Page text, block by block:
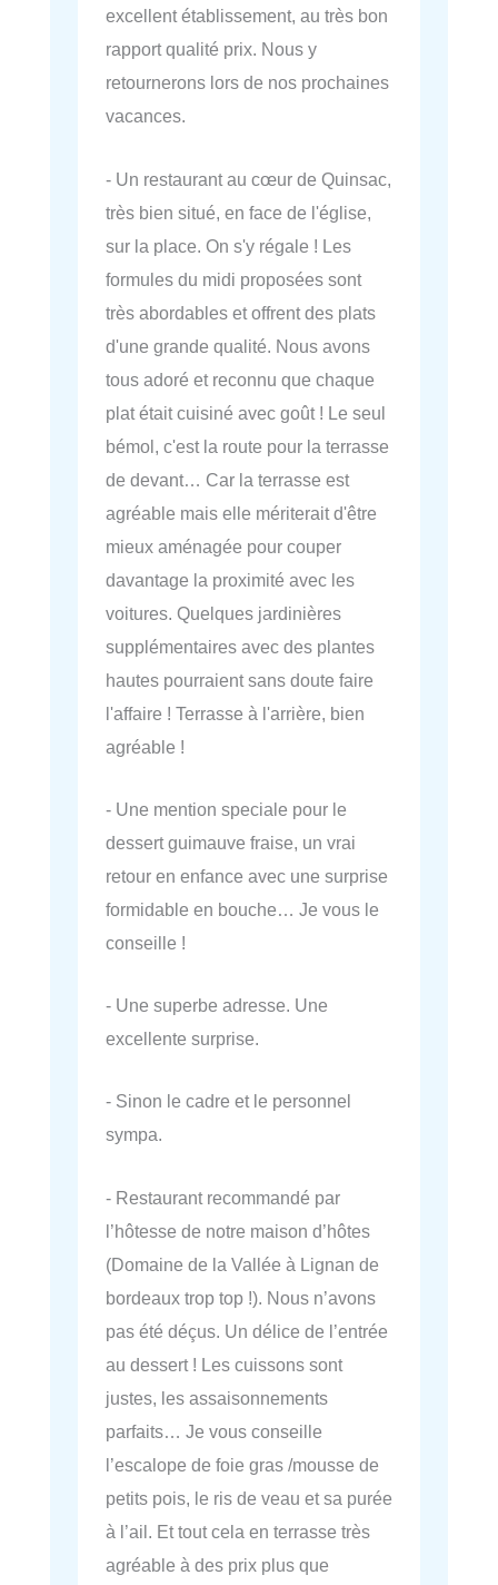
excellent établissement, au très bon
rapport qualité prix. Nous y
retournerons lors de nos prochaines
vacances.
- Un restaurant au cœur de Quinsac,
très bien situé, en face de l'église,
sur la place. On s'y régale ! Les
formules du midi proposées sont
très abordables et offrent des plats
d'une grande qualité. Nous avons
tous adoré et reconnu que chaque
plat était cuisiné avec goût ! Le seul
bémol, c'est la route pour la terrasse
de devant… Car la terrasse est
agréable mais elle mériterait d'être
mieux aménagée pour couper
davantage la proximité avec les
voitures. Quelques jardinières
supplémentaires avec des plantes
hautes pourraient sans doute faire
l'affaire ! Terrasse à l'arrière, bien
agréable !
- Une mention speciale pour le
dessert guimauve fraise, un vrai
retour en enfance avec une surprise
formidable en bouche… Je vous le
conseille !
- Une superbe adresse. Une
excellente surprise.
- Sinon le cadre et le personnel
sympa.
- Restaurant recommandé par
l’hôtesse de notre maison d’hôtes
(Domaine de la Vallée à Lignan de
bordeaux trop top !). Nous n’avons
pas été déçus. Un délice de l’entrée
au dessert ! Les cuissons sont
justes, les assaisonnements
parfaits… Je vous conseille
l’escalope de foie gras /mousse de
petits pois, le ris de veau et sa purée
à l’ail. Et tout cela en terrasse très
agréable à des prix plus que